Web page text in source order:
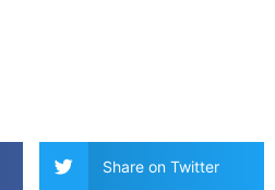
Share on Twitter